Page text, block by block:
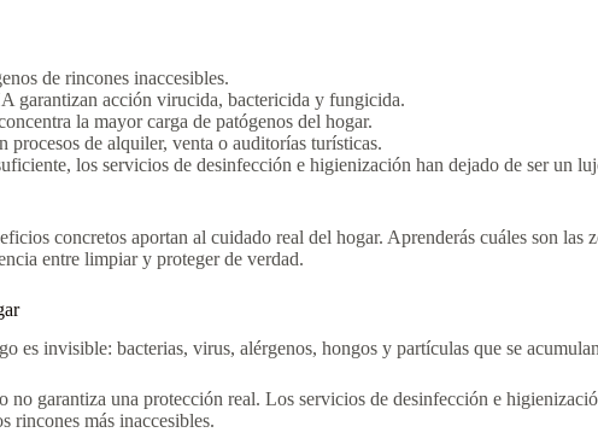
de rincones inaccesibles.
garantizan acción virucida, bactericida y fungicida.
la mayor carga de patógenos del hogar.
de alquiler, venta o auditorías turísticas.
los servicios de desinfección e higienización han dejado de ser un
concretos aportan al cuidado real del hogar. Aprenderás cuáles son las
entre limpiar y proteger de verdad.
es invisible: bacterias, virus, alérgenos, hongos y partículas que se
garantiza una protección real. Los servicios de desinfección e
rincones más inaccesibles.